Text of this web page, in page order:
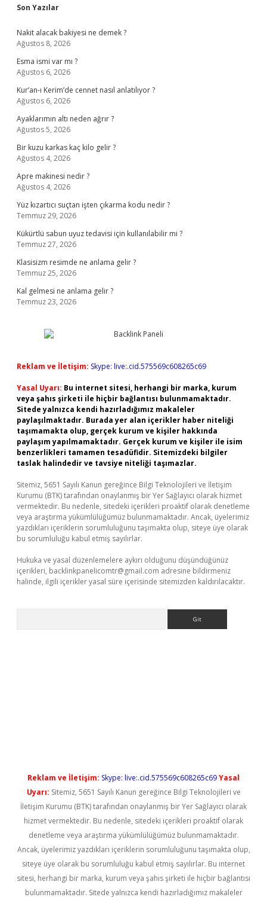
Sidebar
Son Yazılar
Nakit alacak bakiyesi ne demek ?
Ağustos 8, 2026
Esma ismi var mı ?
Ağustos 6, 2026
Kur’an-ı Kerim’de cennet nasıl anlatılıyor ?
Ağustos 6, 2026
Ayaklarımın altı neden ağrır ?
Ağustos 5, 2026
Bir kuzu karkas kaç kilo gelir ?
Ağustos 4, 2026
Apre makinesi nedir ?
Ağustos 4, 2026
Yüz kızartıcı suçtan işten çıkarma kodu nedir ?
Temmuz 29, 2026
Kükürtlü sabun uyuz tedavisi için kullanılabilir mi ?
Temmuz 27, 2026
Klasisizm resimde ne anlama gelir ?
Temmuz 25, 2026
Kal gelmesi ne anlama gelir ?
Temmuz 23, 2026
Reklam ve İletişim: Skype: live:.cid.575569c608265c69
Yasal Uyarı: Bu internet sitesi, herhangi bir marka, kurum
veya şahıs şirketi ile hiçbir bağlantısı bulunmamaktadır.
Sitede yalnızca kendi hazırladığımız makaleler
paylaşılmaktadır. Burada yer alan içerikler haber niteliği
taşımamakta olup, gerçek kurum ve kişiler hakkında
paylaşım yapılmamaktadır. Gerçek kurum ve kişiler ile isim
benzerlikleri tamamen tesadüfidir. Sitemizdeki bilgiler
taslak halindedir ve tavsiye niteliği taşımazlar.
Sitemiz, 5651 Sayılı Kanun gereğince Bilgi Teknolojileri ve İletişim
Kurumu (BTK) tarafından onaylanmış bir Yer Sağlayıcı olarak hizmet
vermektedir. Bu nedenle, sitedeki içerikleri proaktif olarak denetleme
veya araştırma yükümlülüğümüz bulunmamaktadır. Ancak, üyelerimiz
yazdıkları içeriklerin sorumluluğunu taşımakta olup, siteye üye olarak
bu sorumluluğu kabul etmiş sayılırlar.
Hukuka ve yasal düzenlemelere aykırı olduğunu düşündüğünüz
içerikleri, backlinkpanelicomtr@gmail.com adresine bildirmeniz
halinde, ilgili içerikler yasal süre içerisinde sitemizden kaldırılacaktır.
Reklam ve İletişim: Skype: live:.cid.575569c608265c69Yasal
Uyarı: Sitemiz, 5651 Sayılı Kanun gereğince Bilgi Teknolojileri ve
İletişim Kurumu (BTK) tarafından onaylanmış bir Yer Sağlayıcı olarak
hizmet vermektedir. Bu nedenle, sitedeki içerikleri proaktif olarak
denetleme veya araştırma yükümlülüğümüz bulunmamaktadır.
Ancak, üyelerimiz yazdıkları içeriklerin sorumluluğunu taşımakta olup,
siteye üye olarak bu sorumluluğu kabul etmiş sayılırlar. Bu internet
sitesi, herhangi bir marka, kurum veya şahıs şirketi ile hiçbir bağlantısı
bulunmamaktadır. Sitede yalnızca kendi hazırladığımız makaleler